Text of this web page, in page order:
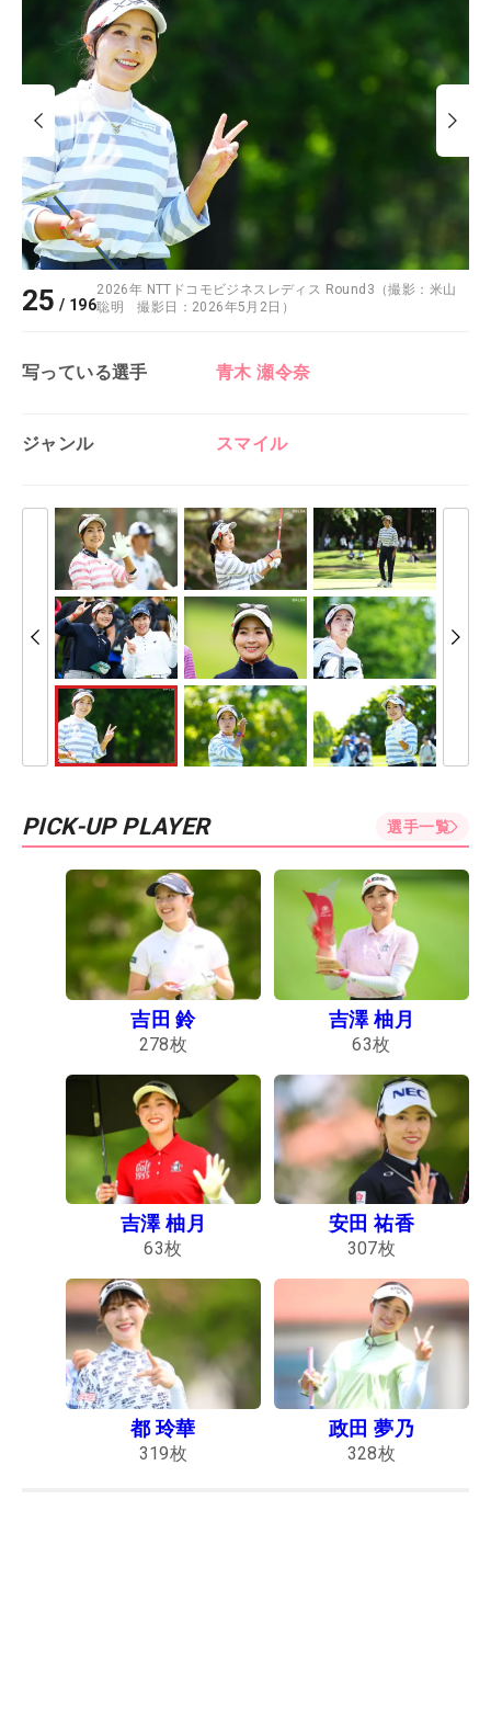
25 / 196
2026年 NTTドコモビジネスレディス Round3（撮影：米山
聡明 撮影日：2026年5月2日）
写っている選手 青木 瀬令奈
ジャンル スマイル
PICK-UP PLAYER 選手一覧
吉田 鈴
278枚
吉澤 柚月
63枚
吉澤 柚月
63枚
安田 祐香
307枚
都 玲華
319枚
政田 夢乃
328枚